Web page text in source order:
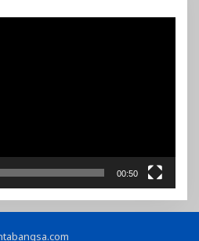
00:50